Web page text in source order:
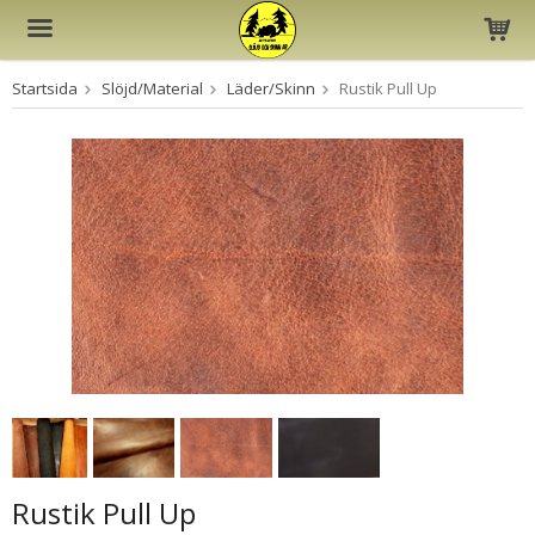
Produkten har blivit tillagd i varukorgen
Startsida Slöjd/Material Läder/Skinn Rustik Pull Up
Rustik Pull Up